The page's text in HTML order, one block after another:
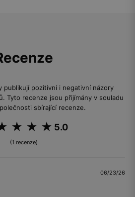
publikují pozitivní i negativní názory
Tyto recenze jsou přijímány v souladu
sbírající recenze.
5.0
(1 recenze)
06/23/26